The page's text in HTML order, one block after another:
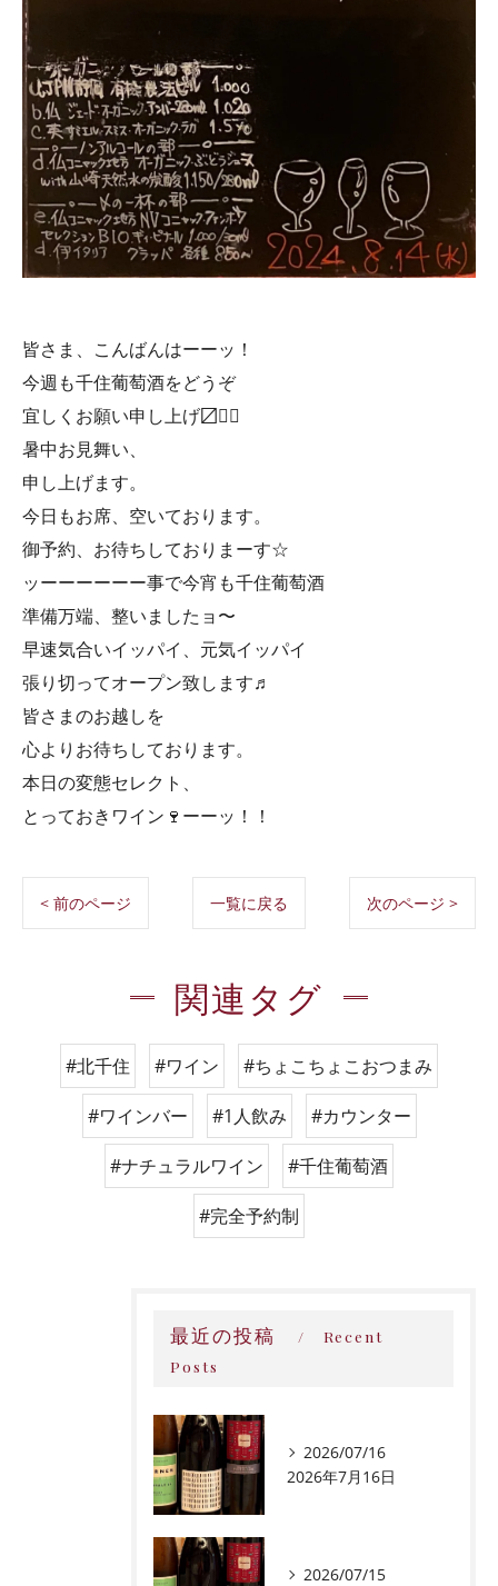
皆さま、こんばんはーーッ！
今週も千住葡萄酒をどうぞ
宜しくお願い申し上げ〼🙇‍♀️
暑中お見舞い、
申し上げます。
今日もお席、空いております。
御予約、お待ちしておりまーす☆
ッーーーーーー事で今宵も千住葡萄酒
準備万端、整いましたョ〜
早速気合いイッパイ、元気イッパイ
張り切ってオープン致します♬
皆さまのお越しを
心よりお待ちしております。
本日の変態セレクト、
とっておきワイン🍷ーーッ！！
< 前のページ 一覧に戻る 次のページ >
関連タグ
#北千住 #ワイン #ちょこちょこおつまみ
#ワインバー #1人飲み #カウンター
#ナチュラルワイン #千住葡萄酒
#完全予約制
最近の投稿
Recent
Posts
2026/07/16
2026年7月16日
2026/07/15